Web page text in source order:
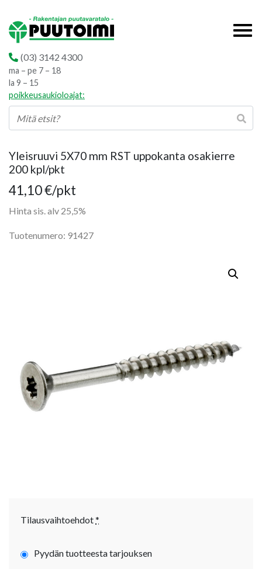
(03) 3142 4300
ma – pe 7 – 18
la 9 – 15
poikkeusaukioloajat:
Yleisruuvi 5X70 mm RST uppokanta osakierre
200 kpl/pkt
41,10€/pkt
Hinta sis. alv 25,5%
Tuotenumero: 91427
Tilausvaihtoehdot*
Pyydän tuotteesta tarjouksen